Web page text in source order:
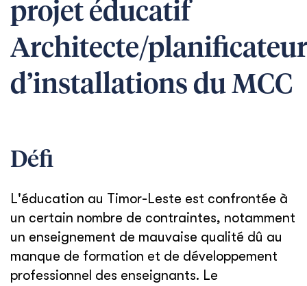
projet éducatif
Architecte/planificateur
d’installations du MCC
Défi
L'éducation au Timor-Leste est confrontée à
un certain nombre de contraintes, notamment
un enseignement de mauvaise qualité dû au
manque de formation et de développement
professionnel des enseignants. Le